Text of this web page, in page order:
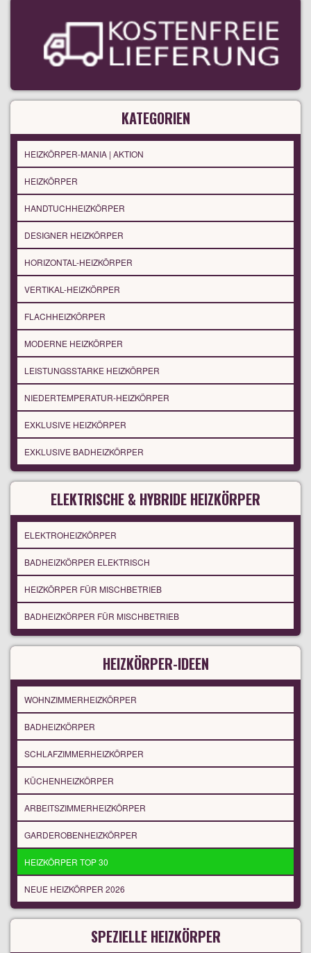
KATEGORIEN
HEIZKÖRPER-MANIA | AKTION
HEIZKÖRPER
HANDTUCHHEIZKÖRPER
DESIGNER HEIZKÖRPER
HORIZONTAL-HEIZKÖRPER
VERTIKAL-HEIZKÖRPER
FLACHHEIZKÖRPER
MODERNE HEIZKÖRPER
LEISTUNGSSTARKE HEIZKÖRPER
NIEDERTEMPERATUR-HEIZKÖRPER
EXKLUSIVE HEIZKÖRPER
EXKLUSIVE BADHEIZKÖRPER
ELEKTRISCHE & HYBRIDE HEIZKÖRPER
ELEKTROHEIZKÖRPER
BADHEIZKÖRPER ELEKTRISCH
HEIZKÖRPER FÜR MISCHBETRIEB
BADHEIZKÖRPER FÜR MISCHBETRIEB
HEIZKÖRPER-IDEEN
WOHNZIMMERHEIZKÖRPER
BADHEIZKÖRPER
SCHLAFZIMMERHEIZKÖRPER
KÜCHENHEIZKÖRPER
ARBEITSZIMMERHEIZKÖRPER
GARDEROBENHEIZKÖRPER
HEIZKÖRPER TOP 30
NEUE HEIZKÖRPER 2026
SPEZIELLE HEIZKÖRPER